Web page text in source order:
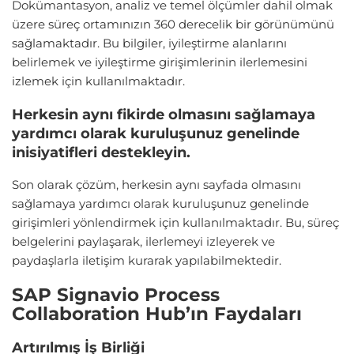
Dokümantasyon, analiz ve temel ölçümler dahil olmak
üzere süreç ortamınızın 360 derecelik bir görünümünü
sağlamaktadır. Bu bilgiler, iyileştirme alanlarını
belirlemek ve iyileştirme girişimlerinin ilerlemesini
izlemek için kullanılmaktadır.
Herkesin aynı fikirde olmasını sağlamaya
yardımcı olarak kuruluşunuz genelinde
inisiyatifleri destekleyin.
Son olarak çözüm, herkesin aynı sayfada olmasını
sağlamaya yardımcı olarak kuruluşunuz genelinde
girişimleri yönlendirmek için kullanılmaktadır. Bu, süreç
belgelerini paylaşarak, ilerlemeyi izleyerek ve
paydaşlarla iletişim kurarak yapılabilmektedir.
SAP Signavio Process
Collaboration Hub’ın Faydaları
Artırılmış İş Birliği